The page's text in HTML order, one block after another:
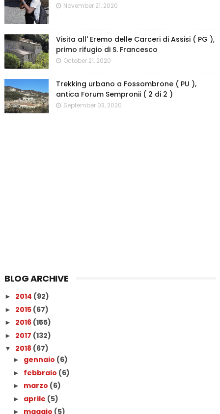
November 21, 2020
Visita all' Eremo delle Carceri di Assisi ( PG ),
primo rifugio di S. Francesco
October 21, 2020
Trekking urbano a Fossombrone ( PU ),
antica Forum Sempronii ( 2 di 2 )
September 03, 2020
BLOG ARCHIVE
► 2014 (92)
► 2015 (67)
► 2016 (155)
► 2017 (132)
▼ 2018 (67)
► gennaio (6)
► febbraio (6)
► marzo (6)
► aprile (5)
► maggio (5)